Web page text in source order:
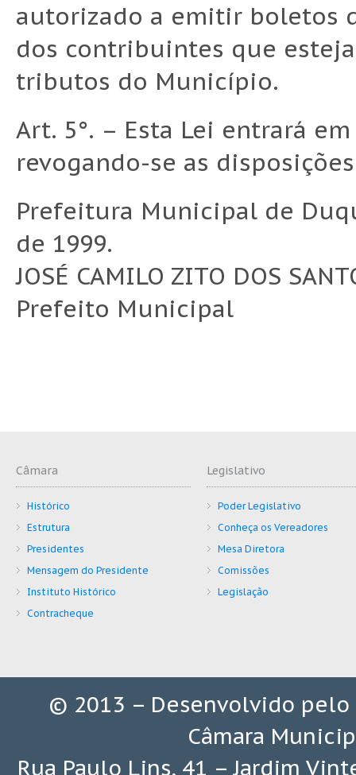
autorizado a emitir boletos
dos contribuintes que
tributos do Município.
Art. 5°. – Esta Lei entrará
revogando-se as
Prefeitura Municipal de
de 1999.
JOSÉ CAMILO ZITO DOS
Prefeito Municipal
Câmara
Histórico
Estrutura
Presidentes
Mensagem do Presidente
Instituto Histórico
Contracheque
Legislativo
Poder Legislativo
Conheça os Vereadores
Mesa Diretora
Comissões
Legislação
© 2013 – Desenvolvido pelo
Câmara
Rua Paulo Lins, 41 – Jardim